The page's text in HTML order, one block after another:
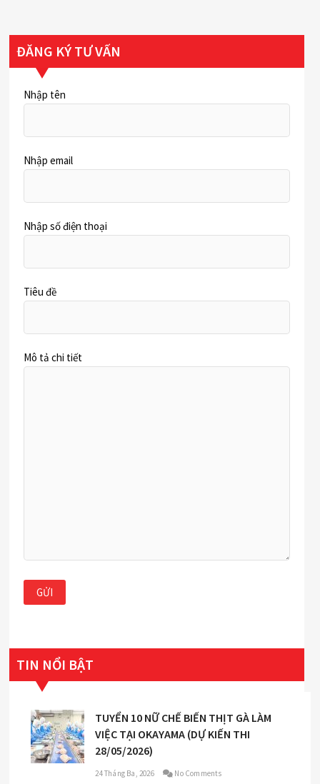
ĐĂNG KÝ TƯ VẤN
Nhập tên
Nhập email
Nhập số điện thoại
Tiêu đề
Mô tả chi tiết
TIN NỔI BẬT
TUYỂN 10 NỮ CHẾ BIẾN THỊT GÀ LÀM
VIỆC TẠI OKAYAMA (DỰ KIẾN THI
28/05/2026)
24 Tháng Ba, 2026 No Comments